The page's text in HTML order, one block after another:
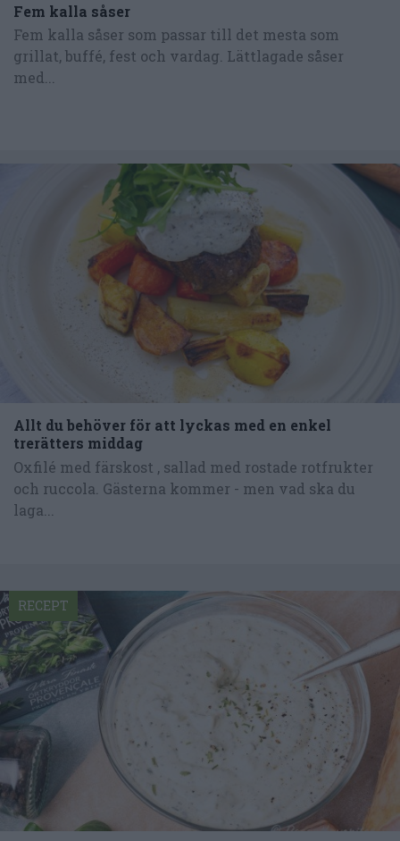
Fem kalla såser
Fem kalla såser som passar till det mesta som
grillat, buffé, fest och vardag. Lättlagade såser
med...
Allt du behöver för att lyckas med en enkel
trerätters middag
Oxfilé med färskost , sallad med rostade rotfrukter
och ruccola. Gästerna kommer - men vad ska du
laga...
RECEPT